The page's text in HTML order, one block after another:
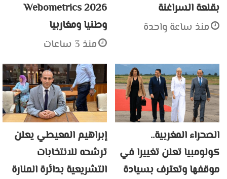
بقلعة السراغنة
منذ ساعة واحدة
Webometrics 2026
وطنيا ومغاربيا
منذ 3 ساعات
الصحراء المغربية..
كولومبيا تعلن تغييرا في
موقفها وتعترف بسيادة
إبراهيم المعيطي يعلن
ترشحه للانتخابات
التشريعية بدائرة المنارة